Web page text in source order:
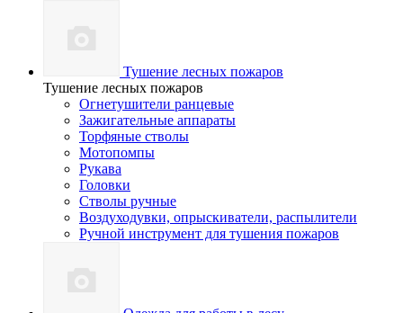
Тушение лесных пожаров
Тушение лесных пожаров
Огнетушители ранцевые
Зажигательные аппараты
Торфяные стволы
Мотопомпы
Рукава
Головки
Стволы ручные
Воздуходувки, опрыскиватели, распылители
Ручной инструмент для тушения пожаров